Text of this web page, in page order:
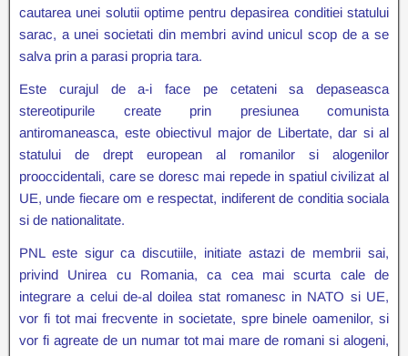
cautarea unei solutii optime pentru depasirea conditiei statului
sarac, a unei societati din membri avind unicul scop de a se
salva prin a parasi propria tara.
Este curajul de a-i face pe cetateni sa depaseasca
stereotipurile create prin presiunea comunista
antiromaneasca, este obiectivul major de Libertate, dar si al
statului de drept european al romanilor si alogenilor
prooccidentali, care se doresc mai repede in spatiul civilizat al
UE, unde fiecare om e respectat, indiferent de conditia sociala
si de nationalitate.
PNL este sigur ca discutiile, initiate astazi de membrii sai,
privind Unirea cu Romania, ca cea mai scurta cale de
integrare a celui de-al doilea stat romanesc in NATO si UE,
vor fi tot mai frecvente in societate, spre binele oamenilor, si
vor fi agreate de un numar tot mai mare de romani si alogeni,